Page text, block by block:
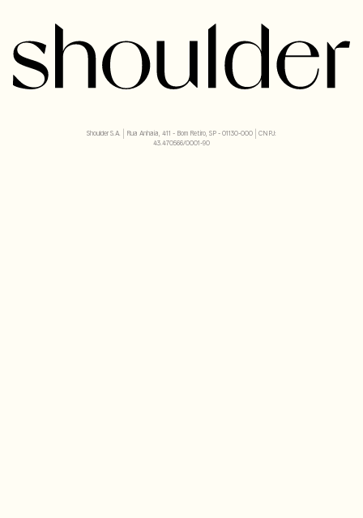
Shoulder S.A. | Rua Anhaia, 411 - Bom Retiro, SP - 01130-000 | CNPJ:
43.470566/0001-90